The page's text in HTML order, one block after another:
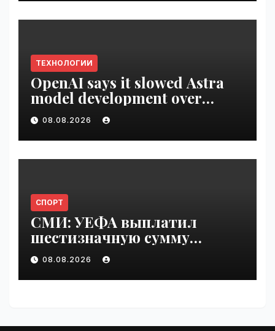
ТЕХНОЛОГИИ
OpenAI says it slowed Astra
model development over
security concerns | VseTime.ru
08.08.2026
СПОРТ
СМИ: УЕФА выплатил
шестизначную сумму
любовнице Инфантино |
VseTime.ru
08.08.2026